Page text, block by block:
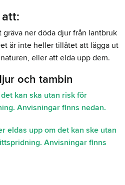
ner döda djur från lantbruk
är inte heller tillåtet att lägga ut
eller att elda upp dem.
och tambin
kan ska utan risk för
Anvisningar finns nedan.
eldas upp om det kan ske utan
Anvisningar finns